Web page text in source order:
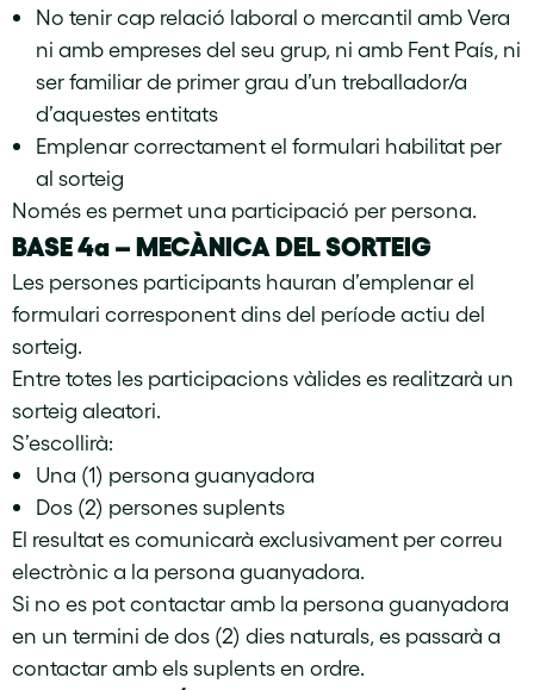
No tenir cap relació laboral o mercantil amb Vera
ni amb empreses del seu grup, ni amb Fent País, ni
ser familiar de primer grau d’un treballador/a
d’aquestes entitats
Emplenar correctament el formulari habilitat per
al sorteig
Només es permet una participació per persona.
BASE 4a – MECÀNICA DEL SORTEIG
Les persones participants hauran d’emplenar el
formulari corresponent dins del període actiu del
sorteig.
Entre totes les participacions vàlides es realitzarà un
sorteig aleatori.
S’escollirà:
Una (1) persona guanyadora
Dos (2) persones suplents
El resultat es comunicarà exclusivament per correu
electrònic a la persona guanyadora.
Si no es pot contactar amb la persona guanyadora
en un termini de dos (2) dies naturals, es passarà a
contactar amb els suplents en ordre.